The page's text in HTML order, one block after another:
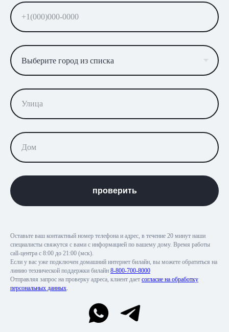
+7
проверить
Оставьте ваш контактный номер телефона и адрес, в течение 20 минут наши
специалисты свяжутся с вами с информацией по вашему дому. Время работы
call-центра с 8:00 до 21:00 (мск).
Если у вас уже подключен домашний интернет билайн, вы можете обратиться на
линию технической поддержки билайн 8-800-700-8000
Отправляя запрос на проверку адреса, клиент дает согласие на обработку
персональных данных.